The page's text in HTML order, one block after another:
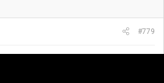
#779